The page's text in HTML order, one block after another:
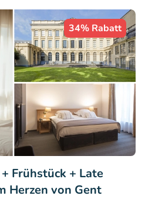
34% Rabatt
Frühstück + Late
Herzen von Gent